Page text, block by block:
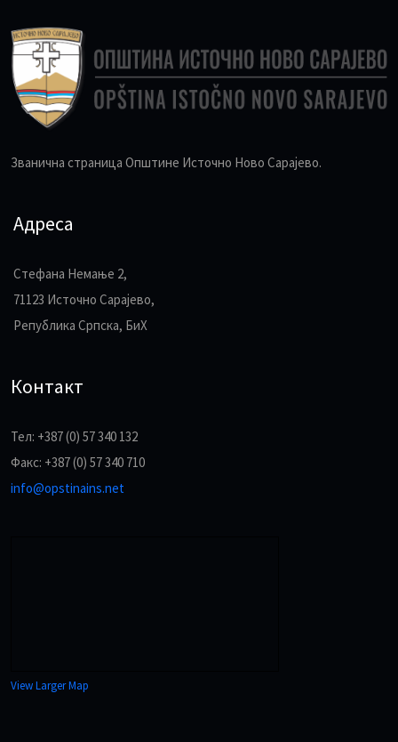
Званична страница Општине Источно Ново Сарајево.
Адреса
Стефана Немање 2,
71123 Источно Сарајево,
Република Српска, БиХ
Контакт
Тел: +387 (0) 57 340 132
Факс: +387 (0) 57 340 710
info@opstinains.net
View Larger Map